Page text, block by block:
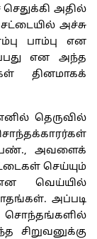
அதில்
அச்சு
பாம்பு என
என அந்த
தினமாகக்
தெருவில்
அவளைக்
செய்யும்
என வெய்யில்
அப்படி
சொந்தங்களில்